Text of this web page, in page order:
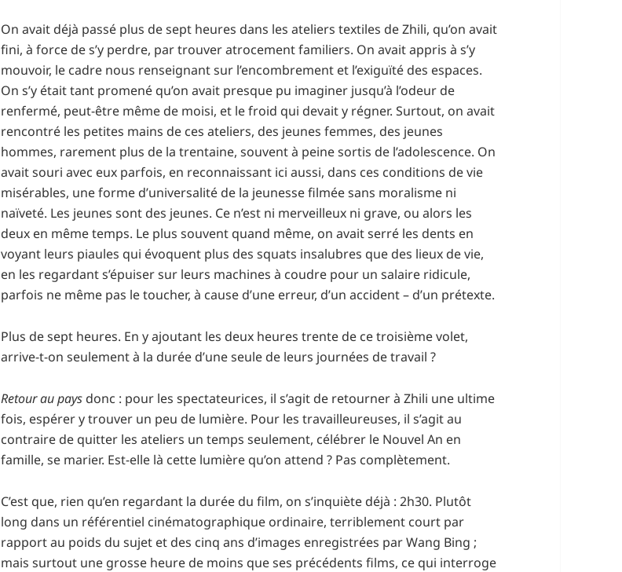
On avait déjà passé plus de sept heures dans les ateliers textiles de Zhili, qu’on avait
fini, à force de s’y perdre, par trouver atrocement familiers. On avait appris à s’y
mouvoir, le cadre nous renseignant sur l’encombrement et l’exiguïté des espaces.
On s’y était tant promené qu’on avait presque pu imaginer jusqu’à l’odeur de
renfermé, peut-être même de moisi, et le froid qui devait y régner. Surtout, on avait
rencontré les petites mains de ces ateliers, des jeunes femmes, des jeunes
hommes, rarement plus de la trentaine, souvent à peine sortis de l’adolescence. On
avait souri avec eux parfois, en reconnaissant ici aussi, dans ces conditions de vie
misérables, une forme d’universalité de la jeunesse filmée sans moralisme ni
naïveté. Les jeunes sont des jeunes. Ce n’est ni merveilleux ni grave, ou alors les
deux en même temps. Le plus souvent quand même, on avait serré les dents en
voyant leurs piaules qui évoquent plus des squats insalubres que des lieux de vie,
en les regardant s’épuiser sur leurs machines à coudre pour un salaire ridicule,
parfois ne même pas le toucher, à cause d’une erreur, d’un accident – d’un prétexte.
Plus de sept heures. En y ajoutant les deux heures trente de ce troisième volet,
arrive-t-on seulement à la durée d’une seule de leurs journées de travail ?
Retour au pays donc : pour les spectateurices, il s’agit de retourner à Zhili une ultime
fois, espérer y trouver un peu de lumière. Pour les travailleureuses, il s’agit au
contraire de quitter les ateliers un temps seulement, célébrer le Nouvel An en
famille, se marier. Est-elle là cette lumière qu’on attend ? Pas complètement.
C’est que, rien qu’en regardant la durée du film, on s’inquiète déjà : 2h30. Plutôt
long dans un référentiel cinématographique ordinaire, terriblement court par
rapport au poids du sujet et des cinq ans d’images enregistrées par Wang Bing ;
mais surtout une grosse heure de moins que ses précédents films, ce qui interroge